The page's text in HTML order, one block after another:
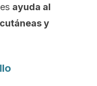
ayuda al
y